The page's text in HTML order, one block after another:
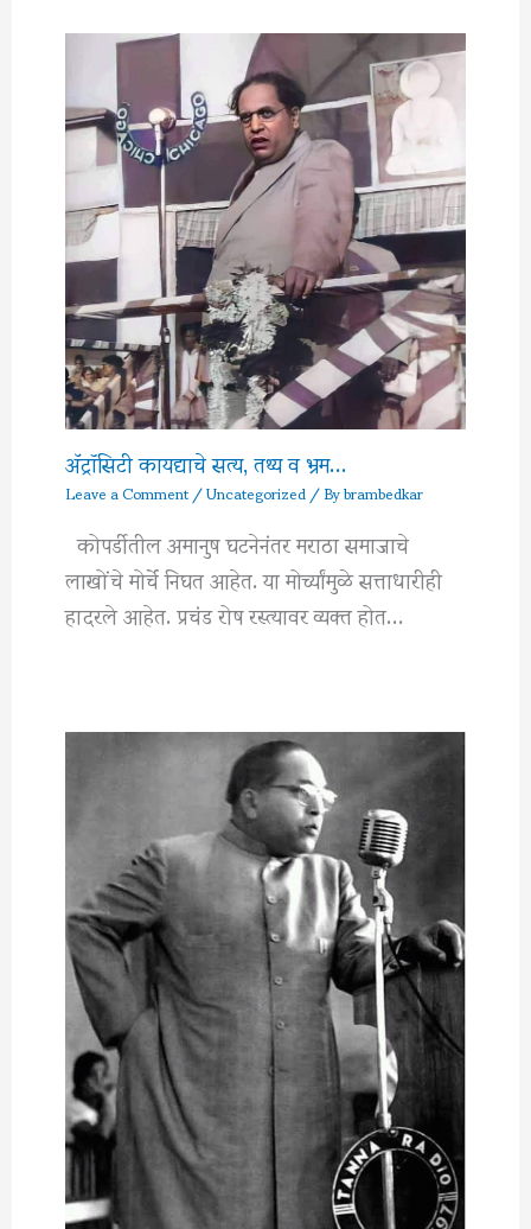
अ‍ॅट्रॉसिटी कायद्याचे सत्य, तथ्य व भ्रम…
Leave a Comment/Uncategorized/ Bybrambedkar
कोपर्डीतील अमानुष घटनेनंतर मराठा समाजाचे
लाखोंचे मोर्चे निघत आहेत. या मोर्च्यांमुळे सत्ताधारीही
हादरले आहेत. प्रचंड रोष रस्त्यावर व्यक्त होत…